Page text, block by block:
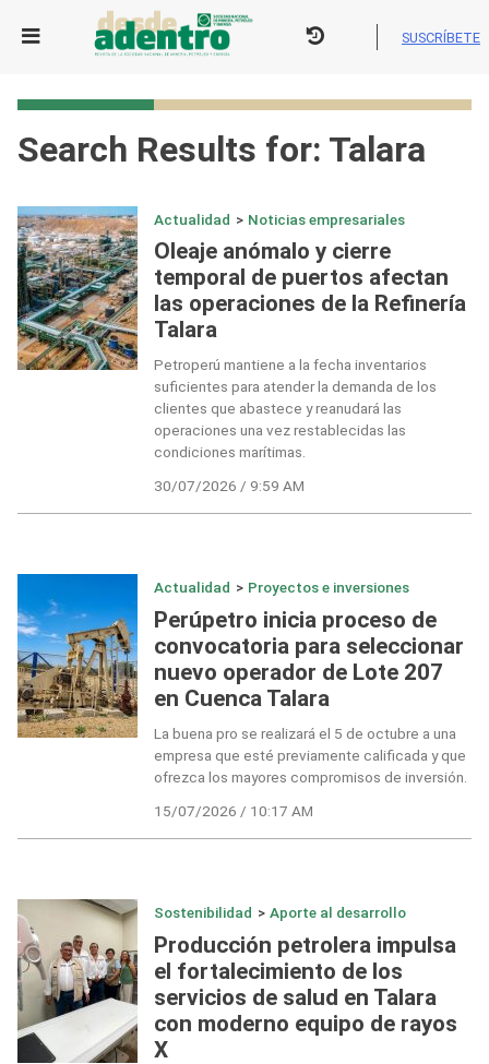
SUSCRÍBETE
Search Results for: Talara
Actualidad > Noticias empresariales
Oleaje anómalo y cierre
temporal de puertos afectan
las operaciones de la Refinería
Talara
Petroperú mantiene a la fecha inventarios
suficientes para atender la demanda de los
clientes que abastece y reanudará las
operaciones una vez restablecidas las
condiciones marítimas.
30/07/2026 / 9:59 AM
Actualidad > Proyectos e inversiones
Perúpetro inicia proceso de
convocatoria para seleccionar
nuevo operador de Lote 207
en Cuenca Talara
La buena pro se realizará el 5 de octubre a una
empresa que esté previamente calificada y que
ofrezca los mayores compromisos de inversión.
15/07/2026 / 10:17 AM
Sostenibilidad > Aporte al desarrollo
Producción petrolera impulsa
el fortalecimiento de los
servicios de salud en Talara
con moderno equipo de rayos
X